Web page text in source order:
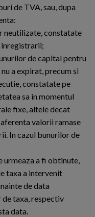
de TVA, sau, dupa
neutilizate, constatate
inregistrarii;
de capital pentru
a expirat, precum si
constatate pe
sa in momentul
fixe, altele decat
valorii ramase
In cazul bunurilor de
urmeaza a fi obtinute,
taxa a intervenit
de data
taxa, respectiv
data.